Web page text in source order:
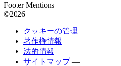
Footer Mentions
©2026
クッキーの管理 —
著作権情報 —
法的情報 —
サイトマップ —